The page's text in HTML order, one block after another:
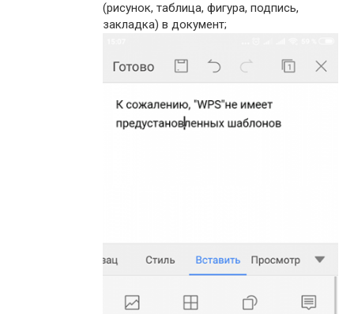
(рисунок, таблица, фигура, подпись,
закладка) в документ;